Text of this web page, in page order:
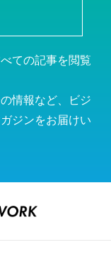
ての記事を閲覧
情報など、ビジ
ジンをお届けい